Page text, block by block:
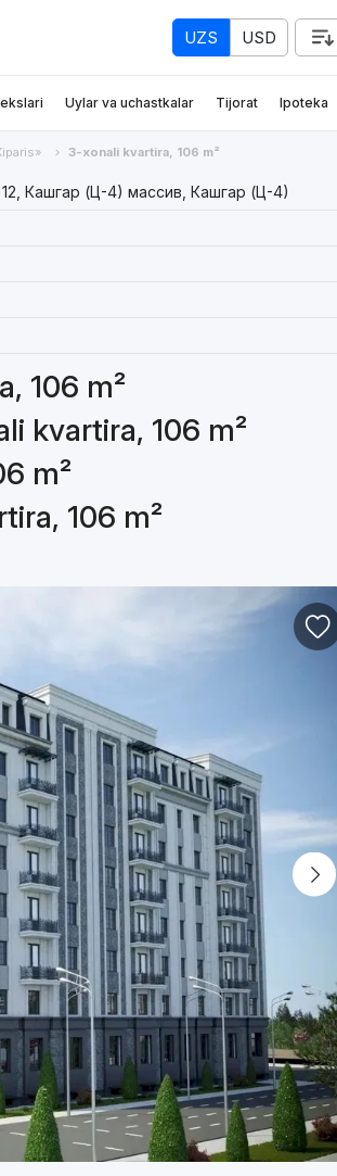
UZS USD
Uylar va uchastkalar Tijorat Ipoteka
3-xonali kvartira, 106 m²
Кашгар (Ц-4) массив, Кашгар (Ц-4)
106 m²
kvartira, 106 m²
m²
106 m²